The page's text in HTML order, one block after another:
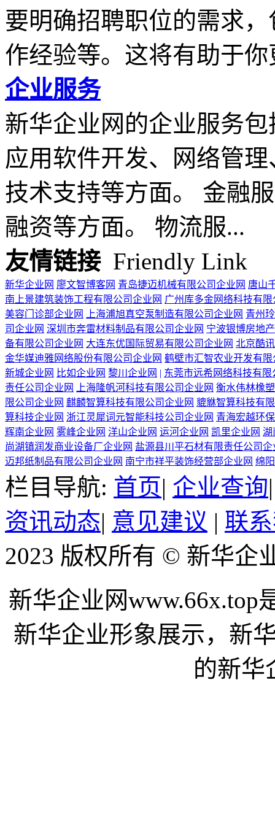
要明确招聘职位的需求
作经验等。这将有助于你
企业服务
新华企业网的企业服务
应用软件开发、网络管
技术支持等方面。 金融
融资等方面。 物流服...
友情链接Friendly Link
新华企业网 廖文智博客网 青岛捷迈机械有限公司企业网 唐山
南上景建筑装饰工程有限公司企业网 广州库多金网络科技有
美容门诊部企业网
上海浦旭真空泵制造有限公司企业网 青州
司企业网 深圳市奔雷材料制品有限公司企业网 宁波银博房地
备有限公司企业网 大连东优国际贸易有限公司企业网 北京酷
金华媒迪雅网络股份有限公司企业网 鹤壁市汇智农业开发有
新城企业网 比如企业网 黎川企业网 | 东莞市远希网络科技有限
责任公司企业网
上海隆帆河科技有限公司企业网 衡水伟林橡
限公司企业网 麒麟智算科技有限公司企业网 貔貅智算科技有
算科技企业网 浙江灵犀词元智能科技公司企业网 青海宏越环
辉南企业网 雾峰企业网 洋山企业网 运河企业网 凯里企业网 湖
尚湖镇润发商业设备厂企业网 盐源县川平石材有限责任公司企
迈邦纸制品有限公司企业网 南宁市祥平装饰经营部企业网 绵
栏目导航: 首页| 企业查询
资讯动态| 意见建议 | 联
2023 版权所有 © 新华企
新华企业网www.66x.top
新华企业形象展示，新
的新华